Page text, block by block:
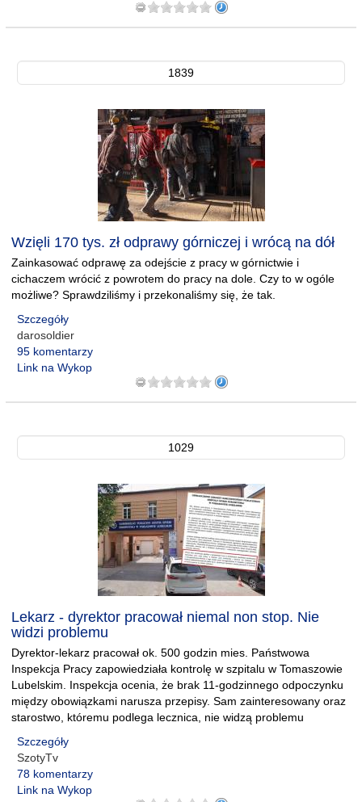
1839
Wzięli 170 tys. zł odprawy górniczej i wrócą na dół
Zainkasować odprawę za odejście z pracy w górnictwie i
cichaczem wrócić z powrotem do pracy na dole. Czy to w ogóle
możliwe? Sprawdziliśmy i przekonaliśmy się, że tak.
Szczegóły
darosoldier
95 komentarzy
Link na Wykop
1029
Lekarz - dyrektor pracował niemal non stop. Nie
widzi problemu
Dyrektor-lekarz pracował ok. 500 godzin mies. Państwowa
Inspekcja Pracy zapowiedziała kontrolę w szpitalu w Tomaszowie
Lubelskim. Inspekcja ocenia, że brak 11-godzinnego odpoczynku
między obowiązkami narusza przepisy. Sam zainteresowany oraz
starostwo, któremu podlega lecznica, nie widzą problemu
Szczegóły
SzotyTv
78 komentarzy
Link na Wykop